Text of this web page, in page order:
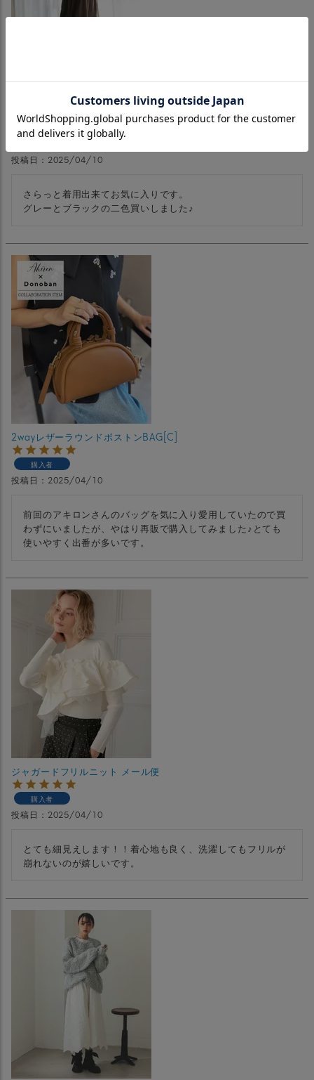
裏起毛ティアードワンピース
投稿日 2025/04/10
さらっと着用出来てお気に入りです。
グレーとブラックの二色買いしました♪
2wayレザーラウンドボストンBAG[C]
購入者
投稿日 2025/04/10
前回のアキロンさんのバッグを気に入り愛用していたので買
わずにいましたが、やはり再販で購入してみました♪とても
使いやすく出番が多いです。
ジャガードフリルニット メール便
購入者
投稿日 2025/04/10
とても細見えします！！着心地も良く、洗濯してもフリルが
崩れないのが嬉しいです。